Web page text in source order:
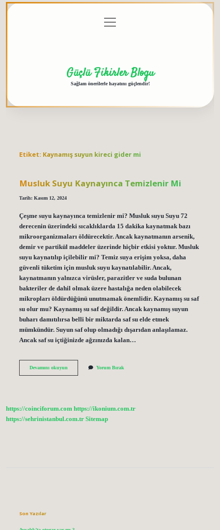
menüyü
aç
Güçlü Fikirler Blogu
Sağlam önerilerle hayatını güçlendir!
Etiket: Kaynamış suyun kireci gider mi
Musluk Suyu Kaynayınca Temizlenir Mi
Tarih: Kasım 12, 2024
Çeşme suyu kaynayınca temizlenir mi? Musluk suyu Suyu 72
derecenin üzerindeki sıcaklıklarda 15 dakika kaynatmak bazı
mikroorganizmaları öldürecektir. Ancak kaynatmanın arsenik,
demir ve partikül maddeler üzerinde hiçbir etkisi yoktur. Musluk
suyu kaynatılıp içilebilir mi? Temiz suya erişim yoksa, daha
güvenli tüketim için musluk suyu kaynatılabilir. Ancak,
kaynatmanın yalnızca virüsler, parazitler ve suda bulunan
bakteriler de dahil olmak üzere hastalığa neden olabilecek
mikropları öldürdüğünü unutmamak önemlidir. Kaynamış su saf
su olur mu? Kaynamış su saf değildir. Ancak kaynamış suyun
buharı damıtılırsa belli bir miktarda saf su elde etmek
mümkündür. Suyun saf olup olmadığı dışarıdan anlaşılamaz.
Ancak saf su içtiğinizde ağzınızda kalan…
Devamını okuyunMusluk
Yorum Bırak
https://coinciforum.com https://ikonium.com.tr
https://sehrinistanbul.com.tr Sitemap
Son Yazılar